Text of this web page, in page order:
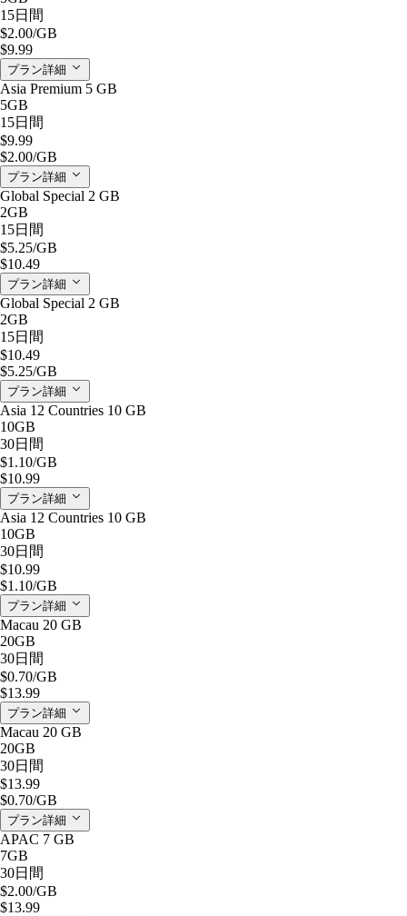
15日間
$2.00/GB
$9.99
プラン詳細
Asia Premium 5 GB
5GB
15日間
$9.99
$2.00/GB
プラン詳細
Global Special 2 GB
2GB
15日間
$5.25/GB
$10.49
プラン詳細
Global Special 2 GB
2GB
15日間
$10.49
$5.25/GB
プラン詳細
Asia 12 Countries 10 GB
10GB
30日間
$1.10/GB
$10.99
プラン詳細
Asia 12 Countries 10 GB
10GB
30日間
$10.99
$1.10/GB
プラン詳細
Macau 20 GB
20GB
30日間
$0.70/GB
$13.99
プラン詳細
Macau 20 GB
20GB
30日間
$13.99
$0.70/GB
プラン詳細
APAC 7 GB
7GB
30日間
$2.00/GB
$13.99